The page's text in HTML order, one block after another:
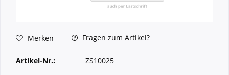
Merken Fragen zum Artikel?
Artikel-Nr.: ZS10025